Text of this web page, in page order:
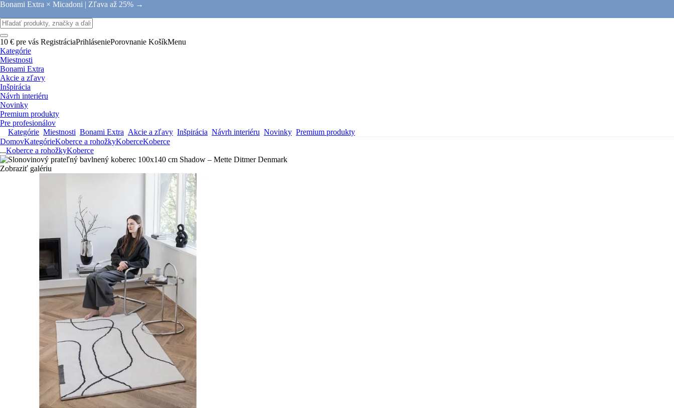
Bonami Extra × Micadoni | Zľava až 25% →
10 € pre vás RegistráciaPrihláseniePorovnanie KošíkMenu
Kategórie
Miestnosti
Bonami Extra
Akcie a zľavy
Inšpirácia
Návrh interiéru
Novinky
Premium produkty
Pre profesionálov
Kategórie Miestnosti Bonami Extra Akcie a zľavy Inšpirácia Návrh interiéru Novinky Premium produkty
DomovKategórieKoberce a rohožkyKoberceKoberce
...Koberce a rohožkyKoberce
Zobraziť galériu